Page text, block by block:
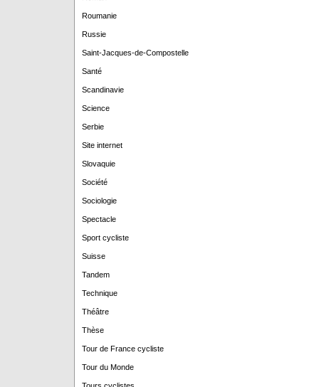
Roumanie
Russie
Saint-Jacques-de-Compostelle
Santé
Scandinavie
Science
Serbie
Site internet
Slovaquie
Société
Sociologie
Spectacle
Sport cycliste
Suisse
Tandem
Technique
Théâtre
Thèse
Tour de France cycliste
Tour du Monde